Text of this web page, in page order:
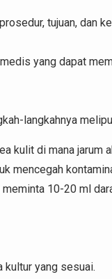
tujuan, dan
yang dapat
langkahnya
kulit di mana jarum
mencegah
10-20 ml
kultur yang sesuai.